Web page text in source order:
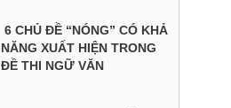
6 CHỦ ĐỀ “NÓNG” CÓ KHẢ
NĂNG XUẤT HIỆN TRONG
ĐỀ THI NGỮ VĂN